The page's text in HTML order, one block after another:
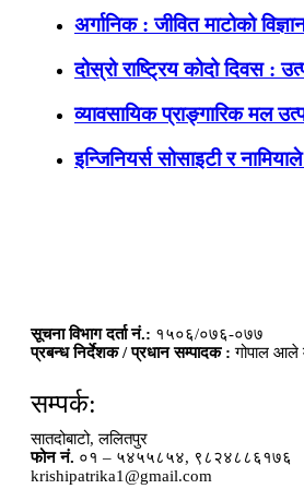
अर्गानिक : जीवित माटोको
दोस्रो राष्ट्रिय कोदो दिवस :
व्यावसायिक प्राङ्गारिक मल
इन्जिनियर्स सोसाइटी र
सूचना विभाग दर्ता नं.: १५०६/०७६-०७७
प्रबन्ध निर्देशक / प्रधान सम्पादक : गोपाल आले
सम्पर्क:
सातदोबाटो, ललितपुर
फोन नं. ०१ – ५४५५८५४, ९८२४८८६१७६
krishipatrika1@gmail.com